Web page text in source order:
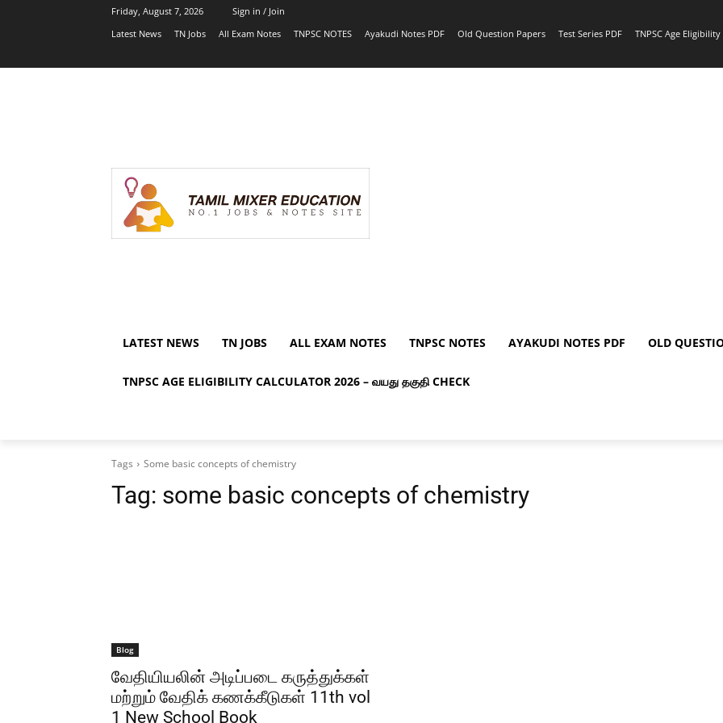
Friday, August 7, 2026
Sign in / Join
Latest News
TN Jobs All Exam Notes TNPSC NOTES Ayakudi Notes PDF Old Question Papers Test Series PDF TNPSC Age
LATEST NEWS TN JOBS ALL EXAM NOTES TNPSC NOTES AYAKUDI NOTES PDF OLD
TNPSC AGE ELIGIBILITY CALCULATOR 2026 – வயது தகுதி CHECK
Tags Some basic concepts of chemistry
Tag: some basic concepts of chemistry
Blog
வேதியியலின் அடிப்படை கருத்துக்கள்
மற்றும் வேதிக் கணக்கீடுகள் 11th vol
1 New School Book